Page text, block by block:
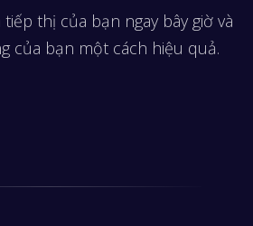
thị của bạn ngay bây giờ và
của bạn một cách hiệu quả.